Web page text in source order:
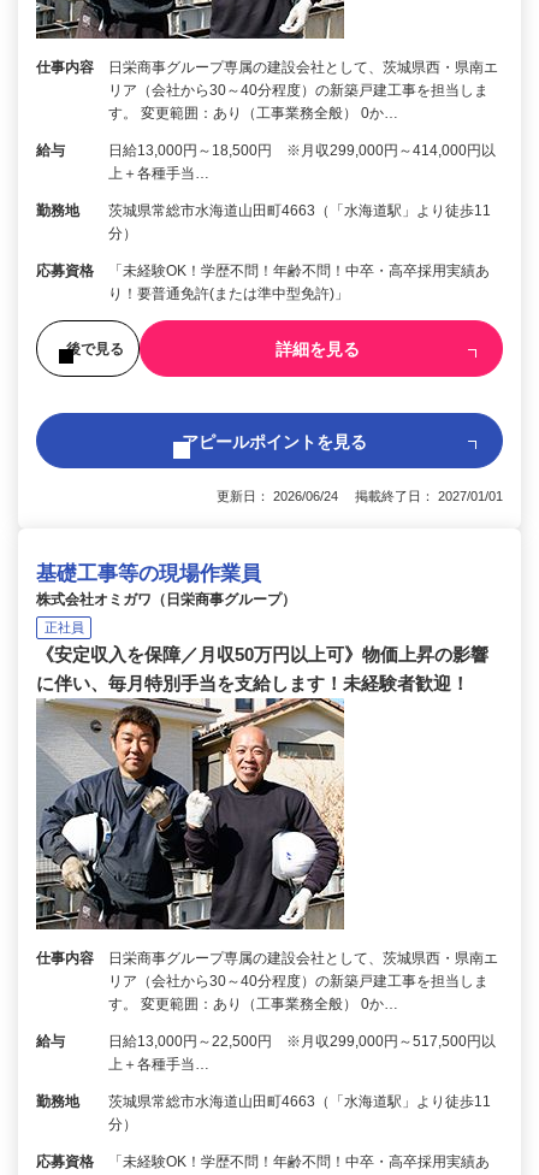
仕事内容
日栄商事グループ専属の建設会社として、茨城県西・県南エ
リア（会社から30～40分程度）の新築戸建工事を担当しま
す。 変更範囲：あり（工事業務全般） 0か…
給与
日給13,000円～18,500円 ※月収299,000円～414,000円以
上＋各種手当…
勤務地
茨城県常総市水海道山田町4663（「水海道駅」より徒歩11
分）
応募資格
「未経験OK！学歴不問！年齢不問！中卒・高卒採用実績あ
り！要普通免許(または準中型免許)」
後で見る 詳細を見る
アピールポイントを見る
更新日： 2026/06/24 掲載終了日： 2027/01/01
基礎工事等の現場作業員
株式会社オミガワ（日栄商事グループ）
正社員
《安定収入を保障／月収50万円以上可》物価上昇の影響
に伴い、毎月特別手当を支給します！未経験者歓迎！
仕事内容
日栄商事グループ専属の建設会社として、茨城県西・県南エ
リア（会社から30～40分程度）の新築戸建工事を担当しま
す。 変更範囲：あり（工事業務全般） 0か…
給与
日給13,000円～22,500円 ※月収299,000円～517,500円以
上＋各種手当…
勤務地
茨城県常総市水海道山田町4663（「水海道駅」より徒歩11
分）
応募資格
「未経験OK！学歴不問！年齢不問！中卒・高卒採用実績あ